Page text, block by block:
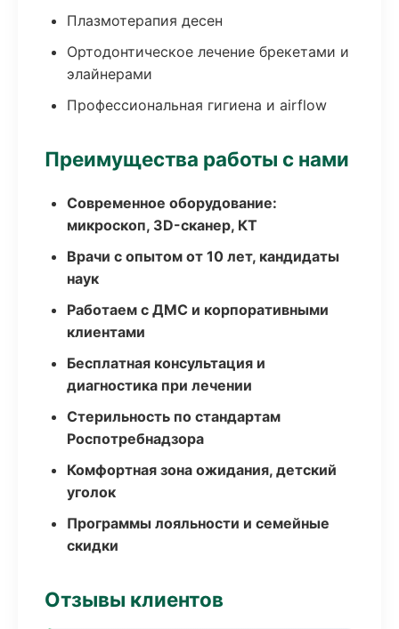
Плазмотерапия десен
Ортодонтическое лечение брекетами и
элайнерами
Профессиональная гигиена и airflow
Преимущества работы с нами
Современное оборудование:
микроскоп, 3D-сканер, КТ
Врачи с опытом от 10 лет, кандидаты
наук
Работаем с ДМС и корпоративными
клиентами
Бесплатная консультация и
диагностика при лечении
Стерильность по стандартам
Роспотребнадзора
Комфортная зона ожидания, детский
уголок
Программы лояльности и семейные
скидки
Отзывы клиентов